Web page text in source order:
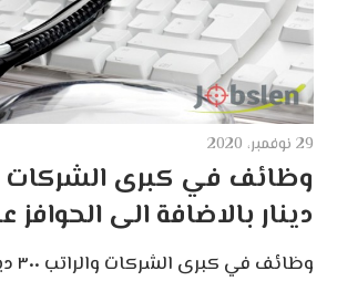
29 نوفمبر، 2020
دينار بالاضافة الى الحوافز